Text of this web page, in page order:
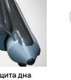
дна